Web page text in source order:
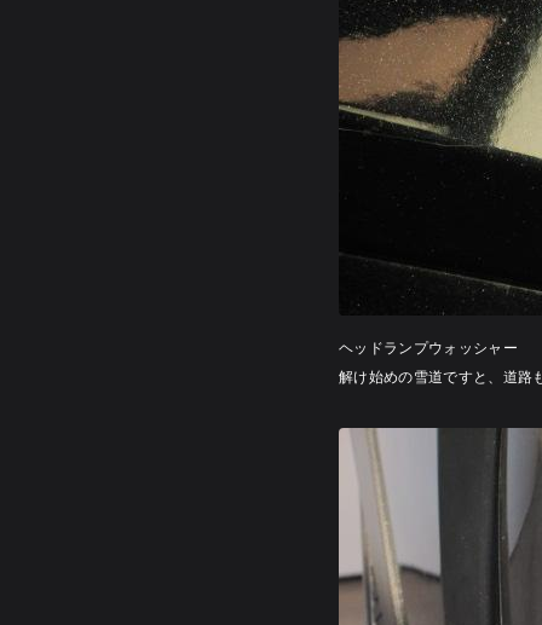
ヘッドランプウォッシャー
解け始めの雪道ですと、道路